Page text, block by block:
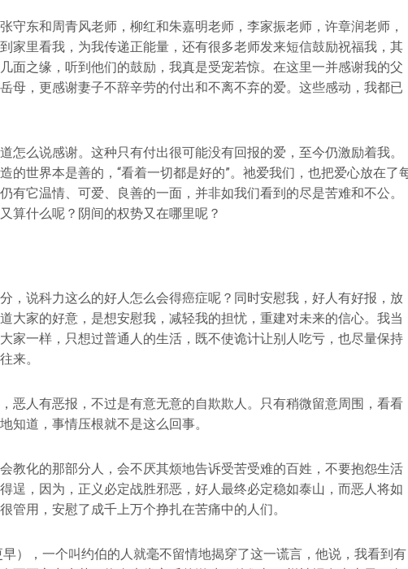
守东和周青风老师，柳红和朱嘉明老师，李家振老师，许章润老师，
家里看我，为我传递正能量，还有很多老师发来短信鼓励祝福我，其
面之缘，听到他们的鼓励，我真是受宠若惊。在这里一并感谢我的父
母，更感谢妻子不辞辛劳的付出和不离不弃的爱。这些感动，我都已
怎么说感谢。这种只有付出很可能没有回报的爱，至今仍激励着我。
的世界本是善的，“看着一切都是好的”。祂爱我们，也把爱心放在了
有它温情、可爱、良善的一面，并非如我们看到的尽是苦难和不公。
算什么呢？阴间的权势又在哪里呢？
，说科力这么的好人怎么会得癌症呢？同时安慰我，好人有好报，放
大家的好意，是想安慰我，减轻我的担忧，重建对未来的信心。我当
家一样，只想过普通人的生活，既不使诡计让别人吃亏，也尽量保持
来。
恶人有恶报，不过是有意无意的自欺欺人。只有稍微留意周围，看看
知道，事情压根就不是这么回事。
教化的那部分人，会不厌其烦地告诉受苦受难的百姓，不要抱怨生活
逞，因为，正义必定战胜邪恶，好人最终必定稳如泰山，而恶人将如
管用，安慰了成千上万个挣扎在苦痛中的人们。
），一个叫约伯的人就毫不留情地揭穿了这一谎言，他说，我看到有